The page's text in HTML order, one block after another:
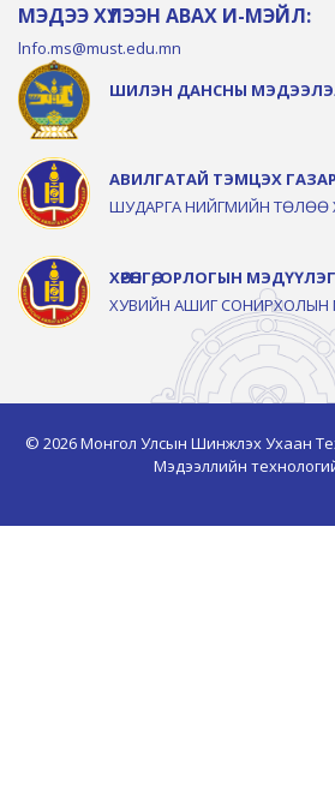
МЭДЭЭ ХҮЛЭЭН АВАХ И-МЭЙЛ:
lnfo.ms@must.edu.mn
ШИЛЭН ДАНСНЫ
АВИЛГАТАЙ ТЭМЦЭХ ГАЗАР
ШУДАРГА НИЙГМИЙН ТӨЛӨӨ
ХӨРӨНГӨ, ОРЛОГЫН МЭДҮҮЛЭГ
ХУВИЙН АШИГ СОНИРХОЛЫН
© 2026 Монгол Улсын Шинжлэх Ухаан
Мэдээллийн